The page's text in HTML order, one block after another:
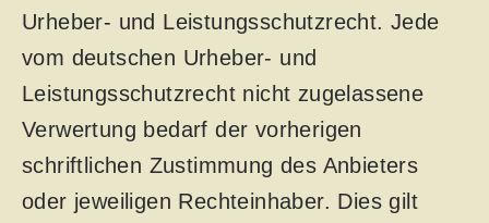
Urheber- und Leistungsschutzrecht. Jede
vom deutschen Urheber- und
Leistungsschutzrecht nicht zugelassene
Verwertung bedarf der vorherigen
schriftlichen Zustimmung des Anbieters
oder jeweiligen Rechteinhaber. Dies gilt